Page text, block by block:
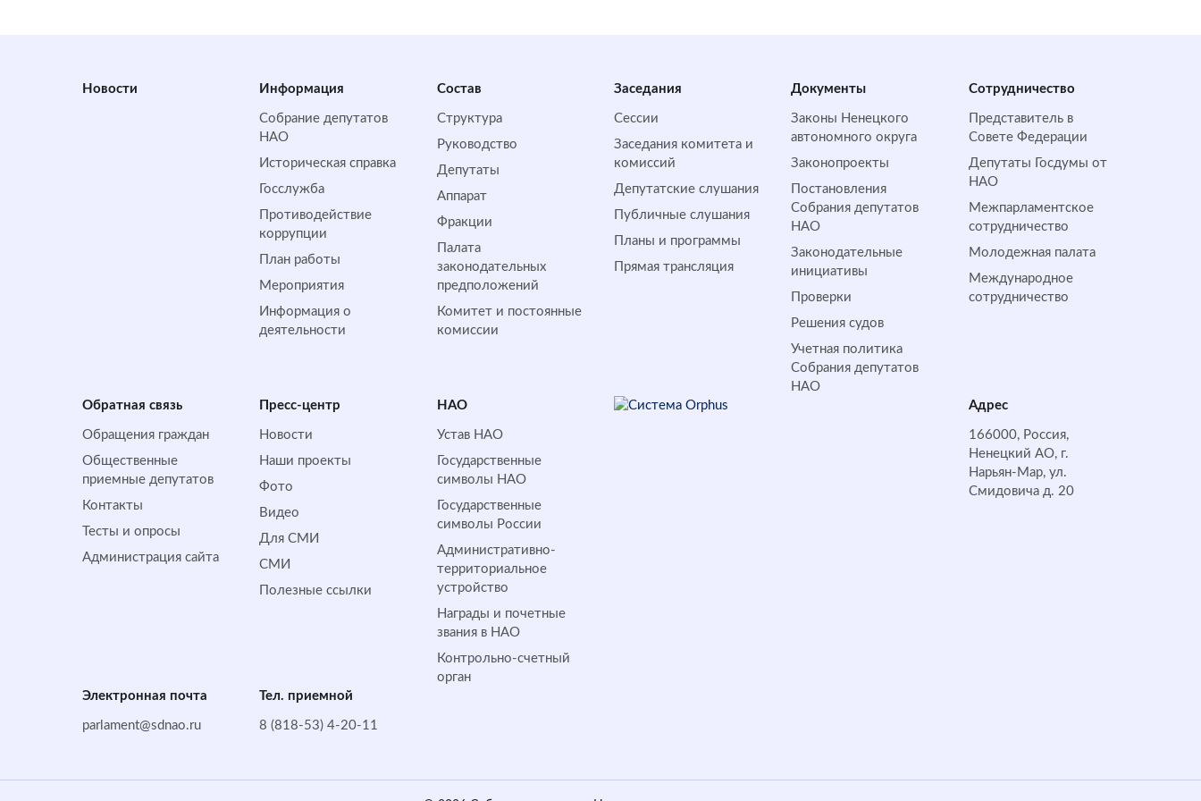
Новости Информация
Собрание депутатов
НАО
Историческая справка
Госслужба
Противодействие
коррупции
План работы
Мероприятия
Информация о
деятельности
Состав
Структура
Руководство
Депутаты
Аппарат
Фракции
Палата
законодательных
предположений
Комитет и постоянные
комиссии
Заседания
Сессии
Заседания комитета и
комиссий
Депутатские слушания
Публичные слушания
Планы и программы
Прямая трансляция
Документы
Законы Ненецкого
автономного округа
Законопроекты
Постановления
Собрания депутатов
НАО
Законодательные
инициативы
Проверки
Решения судов
Учетная политика
Собрания депутатов
НАО
Сотрудничество
Представитель в
Совете Федерации
Депутаты Госдумы от
НАО
Межпарламентское
сотрудничество
Молодежная палата
Международное
сотрудничество
Обратная cвязь
Обращения граждан
Общественные
приемные депутатов
Контакты
Тесты и опросы
Администрация сайта
Пресс-центр
Новости
Наши проекты
Фото
Видео
Для СМИ
СМИ
Полезные ссылки
НАО
Устав НАО
Государственные
символы НАО
Государственные
символы России
Административно-
территориальное
устройство
Награды и почетные
звания в НАО
Контрольно-счетный
орган
Адрес
166000, Россия,
Ненецкий АО, г.
Нарьян-Мар, ул.
Смидовича д. 20
Электронная почта
parlament@sdnao.ru
Тел. приемной
8 (818-53) 4-20-11